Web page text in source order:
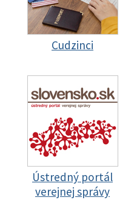
Cudzinci
Ústredný portál
verejnej správy